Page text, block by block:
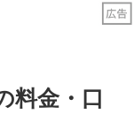
料金・口